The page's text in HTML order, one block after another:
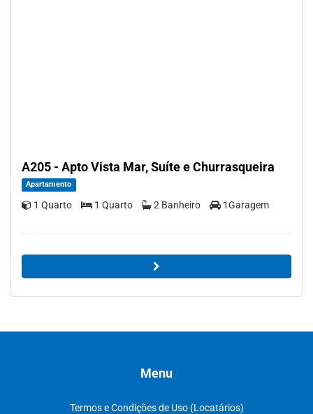
A205 - Apto Vista Mar, Suíte e Churrasqueira
Apartamento
1 Quarto 1 Quarto 2 Banheiro 1Garagem
Menu
Termos e Condições de Uso (Locatários)